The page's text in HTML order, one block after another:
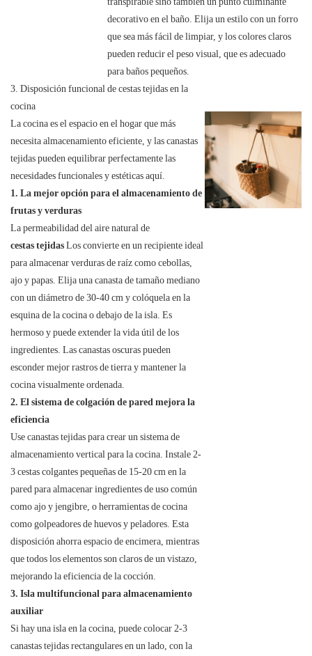
decorativo en el baño. Elija un estilo con un forro
que sea más fácil de limpiar, y los colores claros
pueden reducir el peso visual, que es adecuado
para baños pequeños.
3. Disposición funcional de cestas tejidas en la
cocina
La cocina es el espacio en el hogar que más
necesita almacenamiento eficiente, y las canastas
tejidas pueden equilibrar perfectamente las
necesidades funcionales y estéticas aquí.
1. La mejor opción para el almacenamiento de
frutas y verduras
La permeabilidad del aire natural de
cestas tejidasLos convierte en un recipiente ideal
para almacenar verduras de raíz como cebollas,
ajo y papas. Elija una canasta de tamaño mediano
con un diámetro de 30-40 cm y colóquela en la
esquina de la cocina o debajo de la isla. Es
hermoso y puede extender la vida útil de los
ingredientes. Las canastas oscuras pueden
esconder mejor rastros de tierra y mantener la
cocina visualmente ordenada.
2. El sistema de colgación de pared mejora la
eficiencia
Use canastas tejidas para crear un sistema de
almacenamiento vertical para la cocina. Instale 2-
3 cestas colgantes pequeñas de 15-20 cm en la
pared para almacenar ingredientes de uso común
como ajo y jengibre, o herramientas de cocina
como golpeadores de huevos y peladores. Esta
disposición ahorra espacio de encimera, mientras
que todos los elementos son claros de un vistazo,
mejorando la eficiencia de la cocción.
3. Isla multifuncional para almacenamiento
auxiliar
Si hay una isla en la cocina, puede colocar 2-3
canastas tejidas rectangulares en un lado, con la